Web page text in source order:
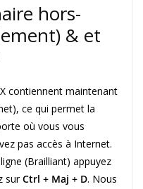
hors-
& et
contiennent maintenant
ce qui permet la
où vous vous
pas accès à Internet.
(Brailliant) appuyez
surCtrl + Maj + D. Nous